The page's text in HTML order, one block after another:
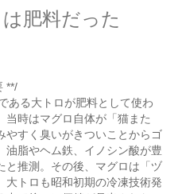
肥料だった
**/
ある大トロが肥料として使わ
当時はマグロ自体が「猫また
やすく臭いがきついことからゴ
油脂やヘム鉄、イノシン酸が豊
と推測。その後、マグロは「ヅ
大トロも昭和初期の冷凍技術発